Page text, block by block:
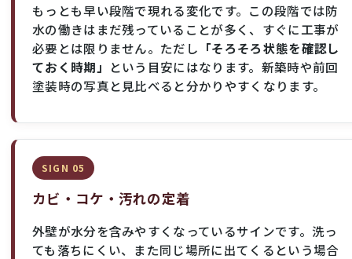
もっとも早い段階で現れる変化です。この段階では防
水の働きはまだ残っていることが多く、すぐに工事が
必要とは限りません。ただし 「そろそろ状態を確認し
ておく時期」 という目安にはなります。新築時や前回
塗装時の写真と見比べると分かりやすくなります。
SIGN 05
カビ・コケ・汚れの定着
外壁が水分を含みやすくなっているサインです。洗っ
ても落ちにくい、また同じ場所に出てくるという場合